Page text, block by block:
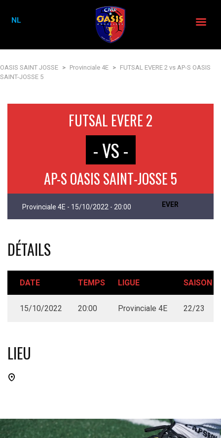
OASIS SAINT JOSSE > Provinciale 4E > FUTSAL EVERE 2 vs AP-S OASIS
SAINT-JOSSE 5
FUTSAL EVERE 2
- VS -
AP-S OASIS SAINT-JOSSE 5
Provinciale 4E - 15/10/2022 - 20:00 EVER
DÉTAILS
DATE TEMPS LIGUE SAISON
15/10/2022 20:00 Provinciale 4E 22/23
LIEU
NL